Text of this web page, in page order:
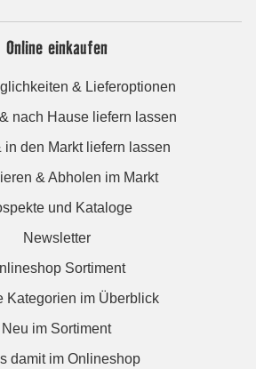
Online einkaufen
& Lieferoptionen
nach Hause liefern lassen
in den Markt liefern lassen
& Abholen im Markt
und Kataloge
Newsletter
Sortiment
Kategorien im Überblick
Neu im Sortiment
damit im Onlineshop